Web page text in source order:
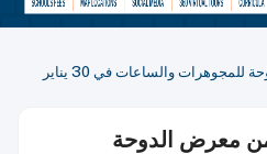
النسخة الـ21 من معرض الدوحة